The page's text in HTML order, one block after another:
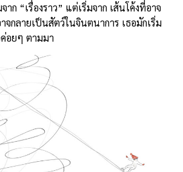
าก “เรื่องราว” แต่เริ่มจาก เส้นโค้งที่อาจ
จกลายเป็นสัตว์ในจินตนาการ เธอมักเริ่ม
ค่อยๆ ตามมา